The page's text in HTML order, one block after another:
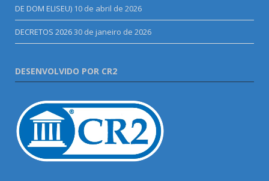
DE DOM ELISEU) 10 de abril de 2026
DECRETOS 202630 de janeiro de 2026
DESENVOLVIDO POR CR2